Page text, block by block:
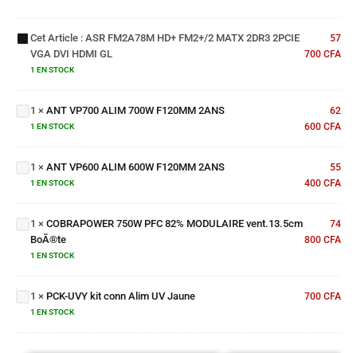
2DR3
HDMI GL
Cet Article : ASR FM2A78M HD+ FM2+/2 MATX 2DR3 2PCIE
VGA DVI HDMI GL
1 EN STOCK
57
700 CFA
ALIM
700W
F120MM
1 × ANT VP700 ALIM 700W F120MM 2ANS
1 EN STOCK
62
600 CFA
ALIM
600W
F120MM
1 × ANT VP600 ALIM 600W F120MM 2ANS
1 EN STOCK
55
400 CFA
82%
MODULAIRE
vent.13.5cm
BoÃ®te
1 × COBRAPOWER 750W PFC 82% MODULAIRE vent.13.5cm
BoÃ®te
1 EN STOCK
74
800 CFA
PCK-
UVY
conn
Jaune
1 × PCK-UVY kit conn Alim UV Jaune
1 EN STOCK
700 CFA